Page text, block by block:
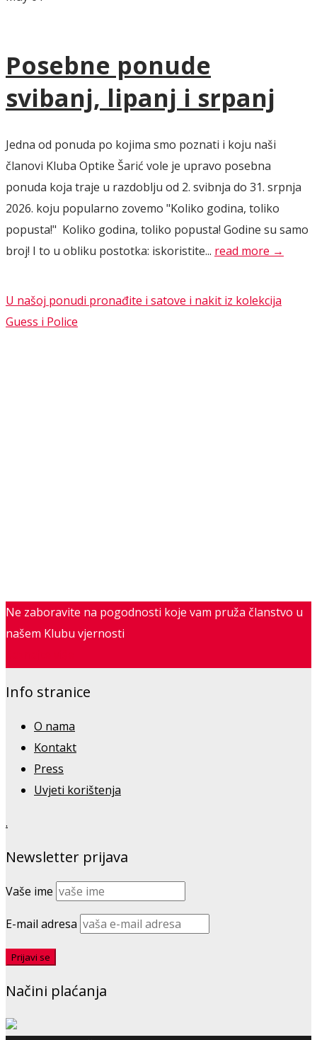
Posebne ponude
svibanj, lipanj i srpanj
Jedna od ponuda po kojima smo poznati i koju naši
članovi Kluba Optike Šarić vole je upravo posebna
ponuda koja traje u razdoblju od 2. svibnja do 31. srpnja
2026. koju popularno zovemo "Koliko godina, toliko
popusta!" Koliko godina, toliko popusta! Godine su samo
broj! I to u obliku postotka: iskoristite... read more →
U našoj ponudi pronađite i satove i nakit iz kolekcija
Guess i Police
Ne zaboravite na pogodnosti koje vam pruža članstvo u
našem Klubu vjernosti
Info stranice
O nama
Kontakt
Press
Uvjeti korištenja
.
Newsletter prijava
Vaše ime
E-mail adresa
Načini plaćanja